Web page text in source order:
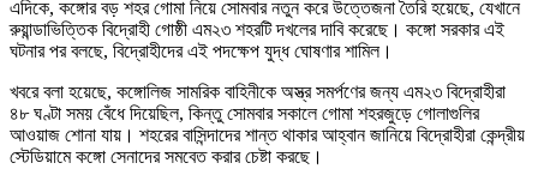
এদিকে, কঙ্গোর বড় শহর গোমা নিয়ে সোমবার নতুন করে উত্তেজনা তৈরি হয়েছে, যেখানে
রুয়ান্ডাভিত্তিক বিদ্রোহী গোষ্ঠী এম২৩ শহরটি দখলের দাবি করেছে। কঙ্গো সরকার এই
ঘটনার পর বলছে, বিদ্রোহীদের এই পদক্ষেপ যুদ্ধ ঘোষণার শামিল।
খবরে বলা হয়েছে, কঙ্গোলিজ সামরিক বাহিনীকে অস্ত্র সমর্পণের জন্য এম২৩ বিদ্রোহীরা
৪৮ ঘণ্টা সময় বেঁধে দিয়েছিল, কিন্তু সোমবার সকালে গোমা শহরজুড়ে গোলাগুলির
আওয়াজ শোনা যায়। শহরের বাসিন্দাদের শান্ত থাকার আহ্বান জানিয়ে বিদ্রোহীরা কেন্দ্রীয়
স্টেডিয়ামে কঙ্গো সেনাদের সমবেত করার চেষ্টা করছে।